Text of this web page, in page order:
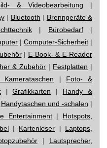
& Videobearbeitung |
| Bluetooth | Brenngeräte &
| Bürobedarf|
| Computer-Sicherheit |
| E-Book- & E-Reader
& Zubehör| Festplatten |
| Foto- &
|Grafikkarten | Handy &
Handytaschen und -schalen |
Entertainment| Hotspots,
| Kartenleser | Laptops,
| Lautsprecher,